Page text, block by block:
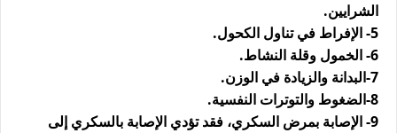
الشرايين.
5- الإفراط في تناول الكحول.
6- الخمول وقلة النشاط.
7-البدانة والزيادة في الوزن.
8-الضغوط والتوترات النفسية.
9- الإصابة بمرض السكري، فقد تؤدي الإصابة بالسكري إلى